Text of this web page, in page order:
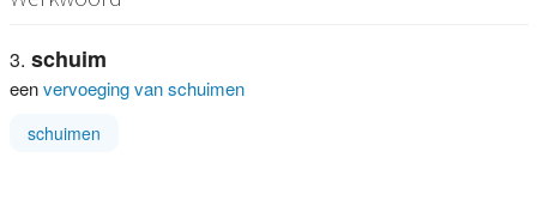
schuim
eenvervoeging van schuimen
schuimen